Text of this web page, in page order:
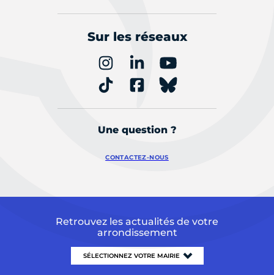
Sur les réseaux
Une question ?
CONTACTEZ-NOUS
Retrouvez les actualités de votre
arrondissement